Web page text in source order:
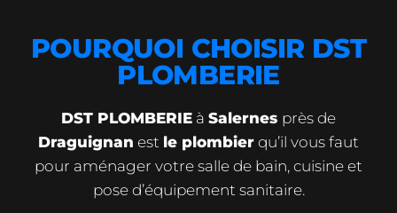
POURQUOI CHOISIR DST
PLOMBERIE
DST PLOMBERIE à Salernes près de
Draguignan est le plombier qu’il vous faut
pour aménager votre salle de bain, cuisine et
pose d’équipement sanitaire.